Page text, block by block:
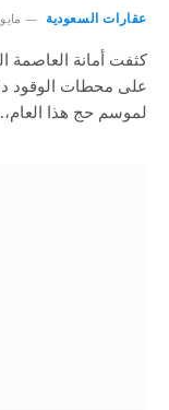
عقارات السعودية مايو 16, 2024
كثفت أمانة العاصمة
على محطات الوقود
لموسم حج هذا